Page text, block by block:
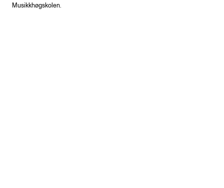
Musikkhøgskolen.